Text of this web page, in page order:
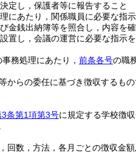
定し，保護者等に報告すること
にあたり，関係職員に必要な指
金銭出納簿等を照合し，内容を
置し，会議の運営に必要な指示
務処理にあたり， 前条各号の職
からの委任に基づき徴収するも
3条第1項第3号に規定する学校徴
回数，方法，各月ごとの徴収金